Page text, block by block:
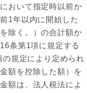
おいて指定時以前か
1年以内に開始した
除く。）の合計額か
条第1項に規定する
規定により定められ
額を控除した額）を
額は、法人税法によ